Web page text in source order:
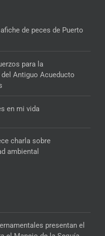
de peces de Puerto
para la
Antiguo Acueducto
en mi vida
charla sobre
ambiental
presentan el